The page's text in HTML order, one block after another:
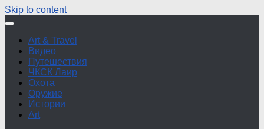
Skip to content
Art & Travel
Видео
Путешествия
ЧКСК Лаир
Охота
Оружие
Истории
Art